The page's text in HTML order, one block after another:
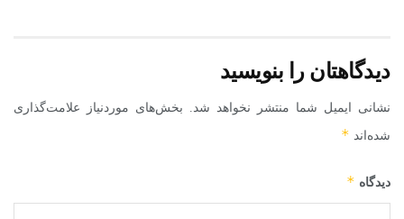
دیدگاهتان را بنویسید
نشانی ایمیل شما منتشر نخواهد شد. بخش‌های موردنیاز علامت‌گذاری
شده‌اند *
دیدگاه *